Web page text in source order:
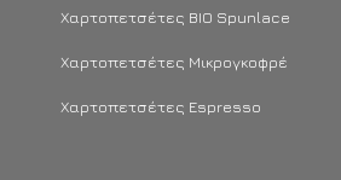
Χαρτοπετσέτες BIO Spunlace
Χαρτοπετσέτες Μικρογκοφρέ
Χαρτοπετσέτες Espresso